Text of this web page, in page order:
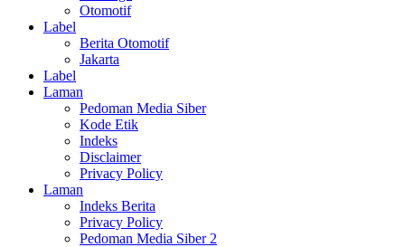
Otomotif
Label
Berita Otomotif
Jakarta
Label
Laman
Pedoman Media Siber
Kode Etik
Indeks
Disclaimer
Privacy Policy
Laman
Indeks Berita
Privacy Policy
Pedoman Media Siber 2